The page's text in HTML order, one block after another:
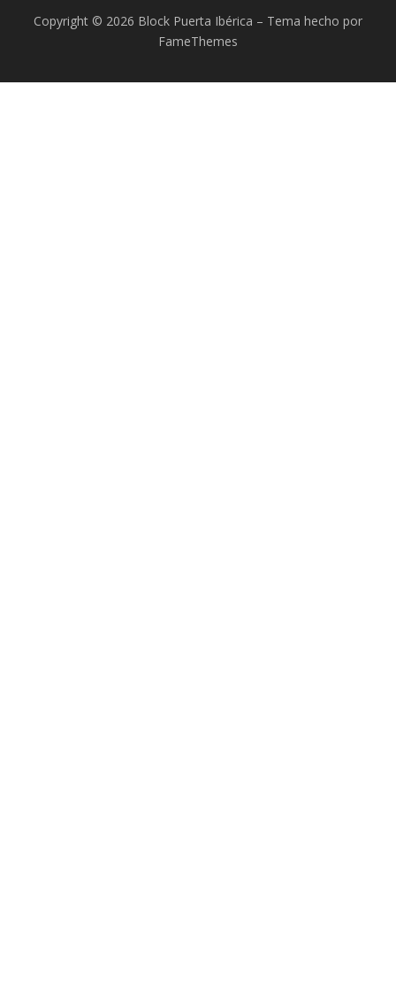
Copyright © 2026 Block Puerta Ibérica – Tema hecho por
FameThemes